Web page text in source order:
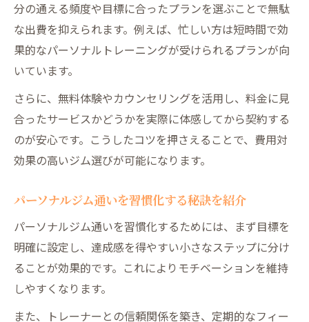
分の通える頻度や目標に合ったプランを選ぶことで無駄
な出費を抑えられます。例えば、忙しい方は短時間で効
果的なパーソナルトレーニングが受けられるプランが向
いています。
さらに、無料体験やカウンセリングを活用し、料金に見
合ったサービスかどうかを実際に体感してから契約する
のが安心です。こうしたコツを押さえることで、費用対
効果の高いジム選びが可能になります。
パーソナルジム通いを習慣化する秘訣を紹介
パーソナルジム通いを習慣化するためには、まず目標を
明確に設定し、達成感を得やすい小さなステップに分け
ることが効果的です。これによりモチベーションを維持
しやすくなります。
また、トレーナーとの信頼関係を築き、定期的なフィー